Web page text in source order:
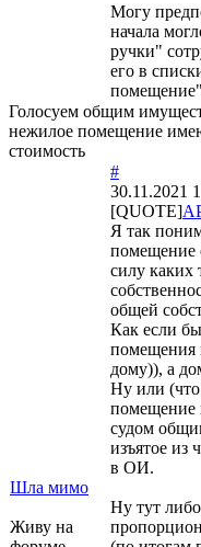
Могу
начала
ручки"
его в
Голосуем общим
нежилое помещение
стоимость
Шла мимо
Живу на
#
30.11.2021
[QUOTE]
Я так
помещение
силу каких
общей
Как если
помещения
дому)), а
Ну или
помещение
судом
изъятое из
в ОИ.
Ну тут